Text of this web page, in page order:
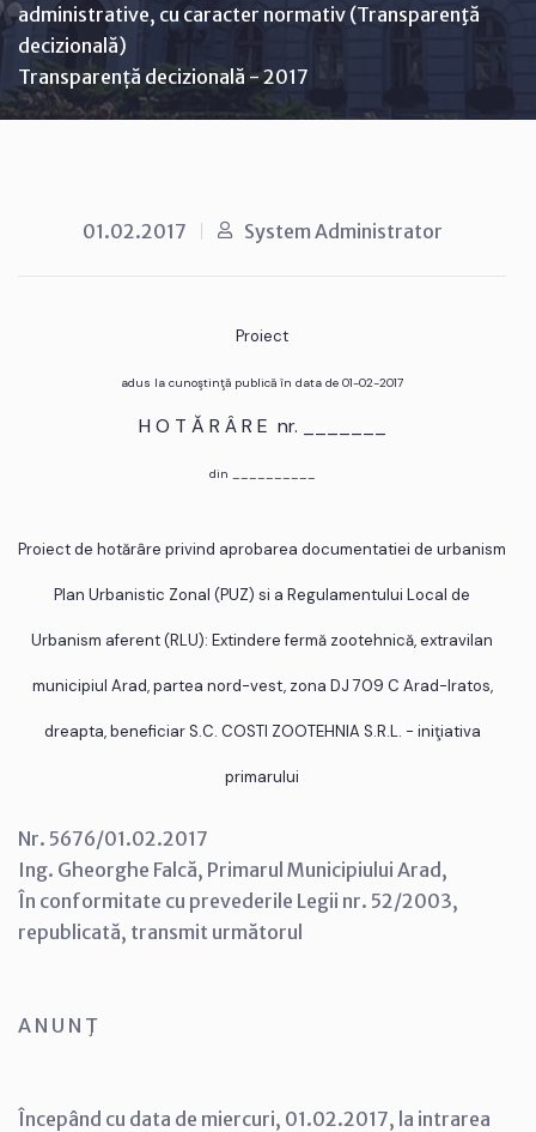
administrative, cu caracter normativ (Transparenţă
decizională)
Transparență decizională - 2017
01.02.2017 System Administrator
Proiect
adus la cunoştinţă publică în data de 01-02-2017
H O T Ă R Â R E nr. _______
din __________
Proiect de hotărâre privind aprobarea documentatiei de urbanism
Plan Urbanistic Zonal (PUZ) si a Regulamentului Local de
Urbanism aferent (RLU): Extindere fermă zootehnică, extravilan
municipiul Arad, partea nord-vest, zona DJ 709 C Arad-Iratos,
dreapta, beneficiar S.C. COSTI ZOOTEHNIA S.R.L. - iniţiativa
primarului
Nr. 5676/01.02.2017
Ing. Gheorghe Falcă, Primarul Municipiului Arad,
În conformitate cu prevederile Legii nr. 52/2003,
republicată, transmit următorul
A N U N Ţ
Începând cu data de miercuri, 01.02.2017, la intrarea